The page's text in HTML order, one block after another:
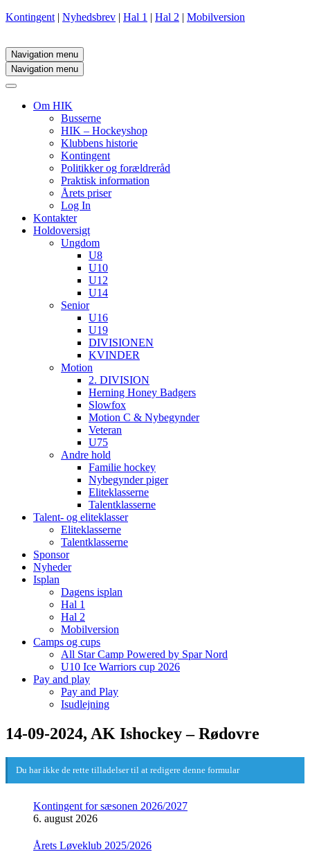
Kontingent | Nyhedsbrev | Hal 1 | Hal 2 | Mobilversion
Navigation menu
Navigation menu
Om HIK
Busserne
HIK – Hockeyshop
Klubbens historie
Kontingent
Politikker og forældreråd
Praktisk information
Årets priser
Log In
Kontakter
Holdoversigt
Ungdom
U8
U10
U12
U14
Senior
U16
U19
DIVISIONEN
KVINDER
Motion
2. DIVISION
Herning Honey Badgers
Slowfox
Motion C & Nybegynder
Veteran
U75
Andre hold
Familie hockey
Nybegynder piger
Eliteklasserne
Talentklasserne
Talent- og eliteklasser
Eliteklasserne
Talentklasserne
Sponsor
Nyheder
Isplan
Dagens isplan
Hal 1
Hal 2
Mobilversion
Camps og cups
All Star Camp Powered by Spar Nord
U10 Ice Warriors cup 2026
Pay and play
Pay and Play
Isudlejning
14-09-2024, AK Ishockey – Rødovre
Du har ikke de rette tilladelser til at redigere denne formular
Kontingent for sæsonen 2026/2027
6. august 2026
Årets Løveklub 2025/2026